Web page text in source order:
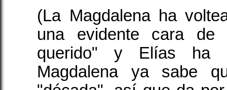
(La Magdalena ha
una evidente cara de
querido" y Elías ha
Magdalena ya sabe